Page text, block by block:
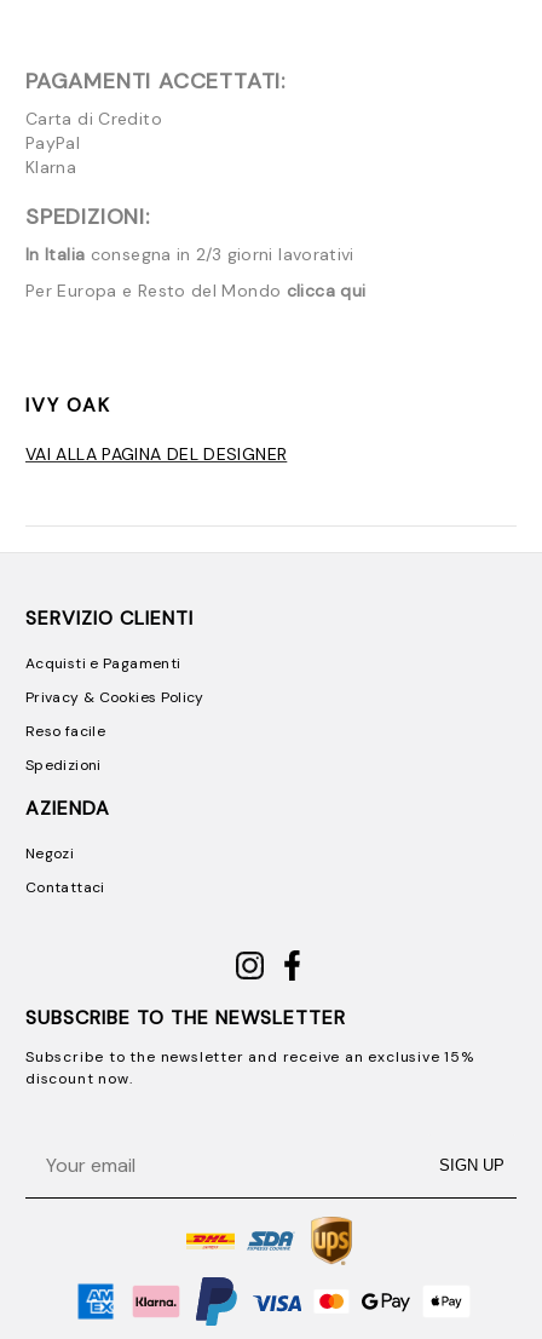
PAGAMENTI ACCETTATI:
Carta di Credito
PayPal
Klarna
SPEDIZIONI:
In Italia consegna in 2/3 giorni lavorativi
Per Europa e Resto del Mondo clicca qui
IVY OAK
VAI ALLA PAGINA DEL DESIGNER
SERVIZIO CLIENTI
Acquisti e Pagamenti
Privacy & Cookies Policy
Reso facile
Spedizioni
AZIENDA
Negozi
Contattaci
SUBSCRIBE TO THE NEWSLETTER
Subscribe to the newsletter and receive an exclusive 15%
discount now.
SIGN UP